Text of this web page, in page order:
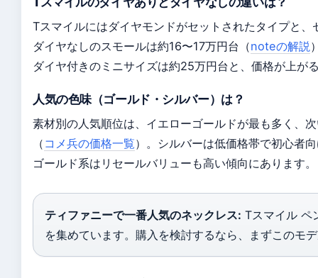
Tスマイルにはダイヤモンドがセットされたタイプと
ダイヤなしのスモールは約16〜17万円台（noteの解説
ダイヤ付きのミニサイズは約25万円台と、価格が上が
人気の色味（ゴールド・シルバー）は？
素材別の人気順位は、イエローゴールドが最も多く、
（ コメ兵の価格一覧）。シルバーは低価格帯で初心者
ゴールド系はリセールバリューも高い傾向にあります。
ティファニーで一番人気のネックレス: Tスマイル ペ
を集めています。購入を検討するなら、まずこのモ